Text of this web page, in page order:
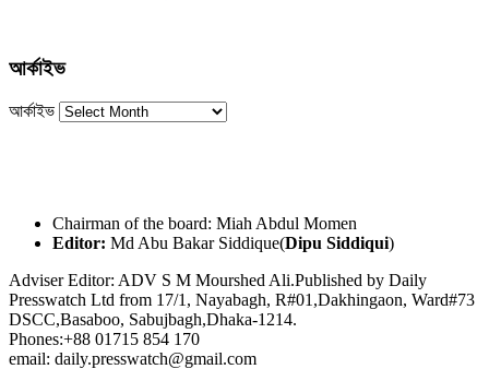
আর্কাইভ
আর্কাইভ
Chairman of the board: Miah Abdul Momen
Editor: Md Abu Bakar Siddique(Dipu Siddiqui)
Adviser Editor: ADV S M Mourshed Ali.Published by Daily
Presswatch Ltd from 17/1, Nayabagh, R#01,Dakhingaon, Ward#73
DSCC,Basaboo, Sabujbagh,Dhaka-1214.
Phones:+88 01715 854 170
email: daily.presswatch@gmail.com